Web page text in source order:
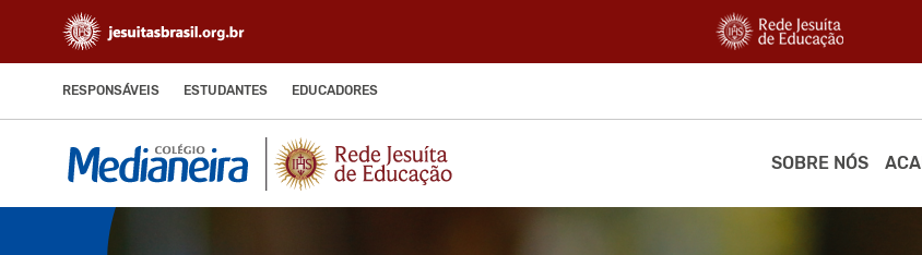
RESPONSÁVEIS ESTUDANTES EDUCADORES
SOBRE NÓS